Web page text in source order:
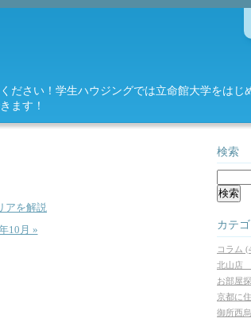
ださい！学生ハウジングでは立命館大学をはじ
ます！
アを解説
10月 »
検索
カテゴ
コラム
北山店
お部屋
京都に
御所西